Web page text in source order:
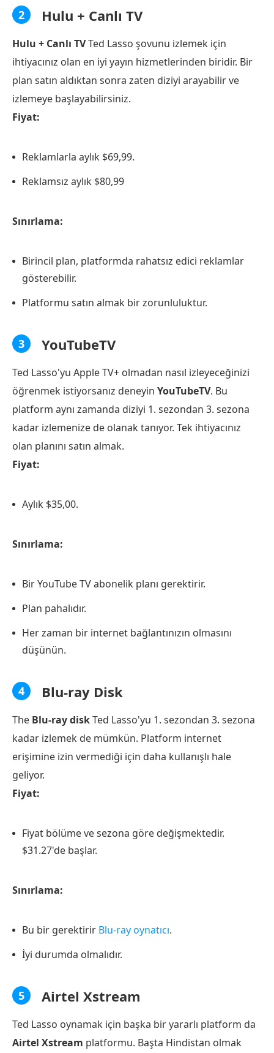
2 Hulu + Canlı TV
Hulu + Canlı TVTed Lasso şovunu izlemek için
ihtiyacınız olan en iyi yayın hizmetlerinden biridir. Bir
plan satın aldıktan sonra zaten diziyi arayabilir ve
izlemeye başlayabilirsiniz.
Fiyat:
Reklamlarla aylık $69,99.
Reklamsız aylık $80,99
Sınırlama:
Birincil plan, platformda rahatsız edici reklamlar
gösterebilir.
Platformu satın almak bir zorunluluktur.
3 YouTubeTV
Ted Lasso'yu Apple TV+ olmadan nasıl izleyeceğinizi
öğrenmek istiyorsanız deneyin YouTubeTV. Bu
platform aynı zamanda diziyi 1. sezondan 3. sezona
kadar izlemenize de olanak tanıyor. Tek ihtiyacınız
olan planını satın almak.
Fiyat:
Aylık $35,00.
Sınırlama:
Bir YouTube TV abonelik planı gerektirir.
Plan pahalıdır.
Her zaman bir internet bağlantınızın olmasını
düşünün.
4 Blu-ray Disk
The Blu-ray diskTed Lasso'yu 1. sezondan 3. sezona
kadar izlemek de mümkün. Platform internet
erişimine izin vermediği için daha kullanışlı hale
geliyor.
Fiyat:
Fiyat bölüme ve sezona göre değişmektedir.
$31.27'de başlar.
Sınırlama:
Bu bir gerektirir Blu-ray oynatıcı.
İyi durumda olmalıdır.
5 Airtel Xstream
Ted Lasso oynamak için başka bir yararlı platform da
Airtel Xstream platformu. Başta Hindistan olmak